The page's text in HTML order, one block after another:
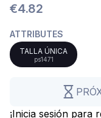
€4.82
ATTRIBUTES
TALLA ÚNICA
ps1471
¡Inicia sesión para